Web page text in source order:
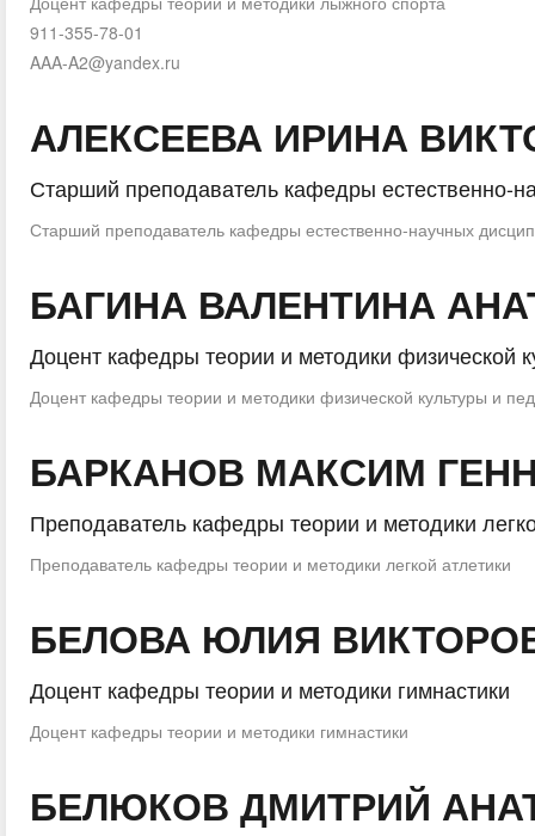
911-355-78-01
AAA-A2@yandex.ru
АЛЕКСЕЕВА ИРИНА
Старший преподаватель кафедры естественно-
Старший преподаватель кафедры естественно-научных
БАГИНА ВАЛЕНТИНА
Доцент кафедры теории и методики физической
Доцент кафедры теории и методики физической культуры и
БАРКАНОВ МАКСИМ
Преподаватель кафедры теории и методики
Преподаватель кафедры теории и методики легкой атлетики
БЕЛОВА ЮЛИЯ
Доцент кафедры теории и методики гимнастики
Доцент кафедры теории и методики гимнастики
БЕЛЮКОВ ДМИТРИЙ